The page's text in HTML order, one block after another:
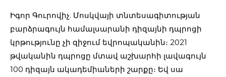
Իգոր Գուրովիչ. Մոսկվայի տնտեսագիտության
բարձրագույն համալսարանի դիզայնի դպրոցի
կրթությունը չի զիջում եվրոպականին։ 2021
թվականին դպրոցը մտավ աշխարհի լավագույն
100 դիզայն ակադեմիաների շարքը։ Եվ սա